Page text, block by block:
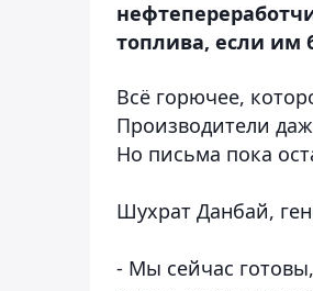
топлива, если им
Всё горючее,
Производители
Но письма пока
Шухрат Данбай,
- Мы сейчас